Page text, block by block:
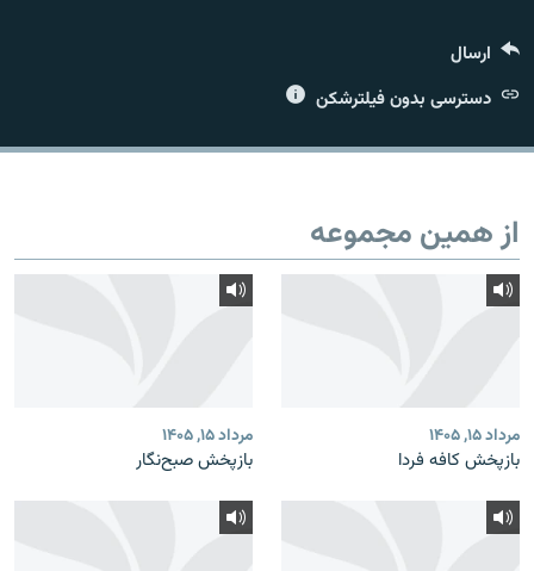
زبان‌های دیگر
ارسال
دسترسی بدون فیلترشکن
از همین مجموعه
مرداد ۱۵, ۱۴۰۵
بازپخش کافه فردا
مرداد ۱۵, ۱۴۰۵
بازپخش صبح‌نگار